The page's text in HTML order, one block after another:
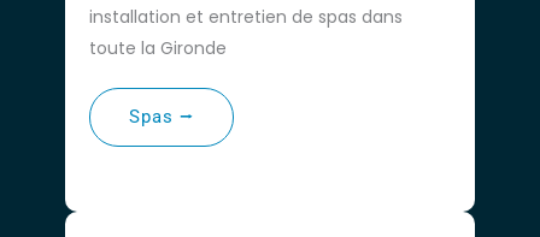
installation et entretien de spas dans
toute la Gironde
Spas ⭢